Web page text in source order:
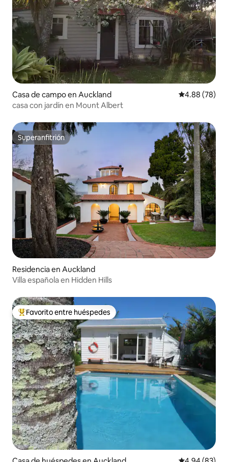
Casa de campo en Auckland Calificación
4.88 (78)
casa con jardín en Mount Albert
Superanfitrión
Superanfitrión
Residencia en Auckland
Villa española en Hidden Hills
De los mejores en Favorito entre huéspedes
Favorito entre huéspedes